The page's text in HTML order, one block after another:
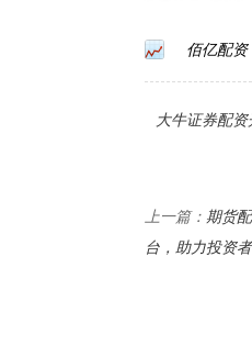
佰亿配资
大牛证券配资
上一篇： 期货
台，助力投资